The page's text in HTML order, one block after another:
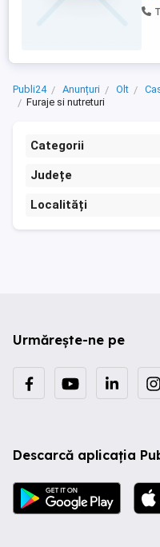
Publi24 Anunțuri Olt
Furaje si nutreturi
Categorii
Județe
Localități
Urmărește-ne pe
Descarcă aplicația